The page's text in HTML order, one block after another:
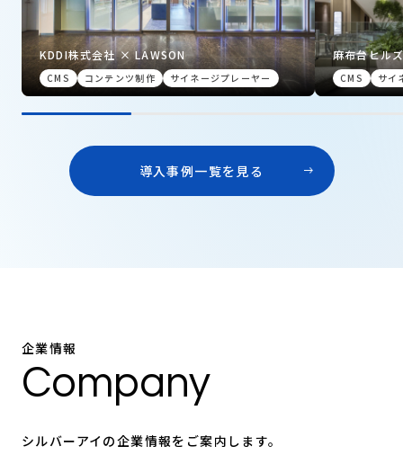
KDDI株式会社 × LAWSON
CMS コンテンツ制作 サイネージプレーヤー
麻布台ヒル
イネージ】
CMS サイ
導入事例一覧を見る
企業情報
Company
シルバーアイの企業情報をご案内します。